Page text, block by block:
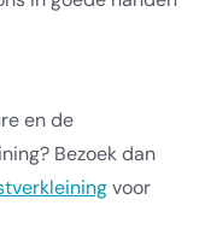
en de
Bezoek dan
voor